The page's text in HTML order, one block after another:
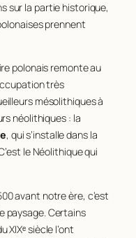
sur la partie historique,
prennent
polonais remonte au
très
mésolithiques à
néolithiques : la
, qui s’installe dans la
le Néolithique qui
avant notre ère, c’est
paysage. Certains
siècle l’ont